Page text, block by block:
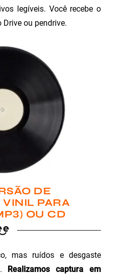
legíveis. Você recebe o
ou pendrive.
DE
VINIL PARA
OU CD
mas ruídos e desgaste
Realizamos captura em